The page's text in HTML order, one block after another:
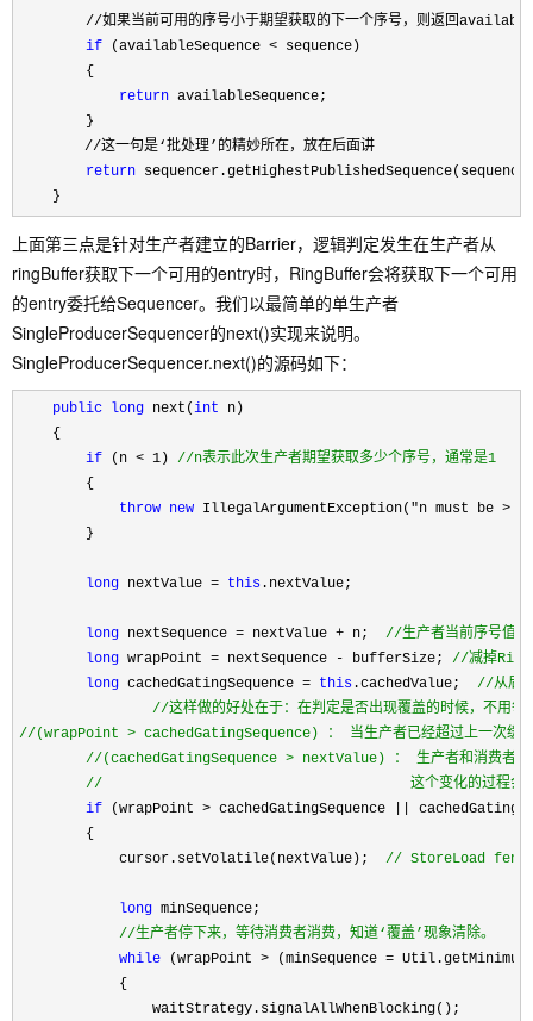
//如果当前可用的序号小于期望获取的下一个序号，则返回
if (availableSequence < sequence)
        {
return availableSequence;
        }
//这一句是‘批处理’的精妙所在，放在后面讲
return
    }
上面第三点是针对生产者建立的Barrier，逻辑判定发生在生产者从
ringBuffer获取下一个可用的entry时，RingBuffer会将获取下一个可用
的entry委托给Sequencer。我们以最简单的单生产者
SingleProducerSequencer的next()实现来说明。
SingleProducerSequencer.next()的源码如下：
public long next(int n)
    {
if (n < 1) //n表示此次生产者期望获取多少个序号，通常是1
        {
throw new IllegalArgumentException("n must be >
        }
long nextValue = this .nextValue;
long nextSequence = nextValue + n; //生产者当前序号值+
long wrapPoint = nextSequence - bufferSize; //减掉
long cachedGatingSequence = this .cachedValue; //从后
//
// (wrapPoint > cachedGatingSequence) ： 当生产者已经超过上一次缓存
// (cachedGatingSequence > nextValue) ： 生产者和消费者均
//
这个变化的过程会持
if (wrapPoint > cachedGatingSequence ||
        {
            cursor.setVolatile(nextValue);
// StoreLoad
long minSequence;
//生产者停下来，等待消费者消费，知道‘覆盖’现象清除。
while (wrapPoint > (minSequence =
            {
                waitStrategy.signalAllWhenBlocking();